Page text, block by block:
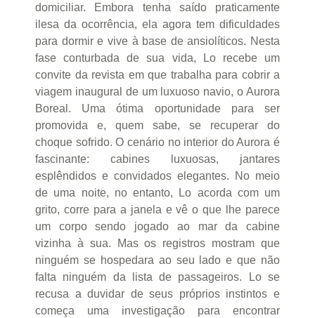
domiciliar. Embora tenha saído praticamente
ilesa da ocorrência, ela agora tem dificuldades
para dormir e vive à base de ansiolíticos. Nesta
fase conturbada de sua vida, Lo recebe um
convite da revista em que trabalha para cobrir a
viagem inaugural de um luxuoso navio, o Aurora
Boreal. Uma ótima oportunidade para ser
promovida e, quem sabe, se recuperar do
choque sofrido. O cenário no interior do Aurora é
fascinante: cabines luxuosas, jantares
esplêndidos e convidados elegantes. No meio
de uma noite, no entanto, Lo acorda com um
grito, corre para a janela e vê o que lhe parece
um corpo sendo jogado ao mar da cabine
vizinha à sua. Mas os registros mostram que
ninguém se hospedara ao seu lado e que não
falta ninguém da lista de passageiros. Lo se
recusa a duvidar de seus próprios instintos e
começa uma investigação para encontrar